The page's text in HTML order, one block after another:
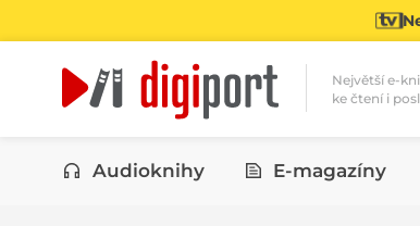
Největší e-
ke čtení i
Kategorie
Audioknihy E-magazíny